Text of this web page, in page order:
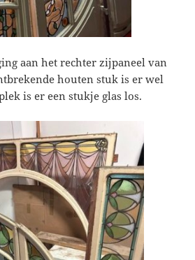
aan het rechter zijpaneel van
houten stuk is er wel
is er een stukje glas los.